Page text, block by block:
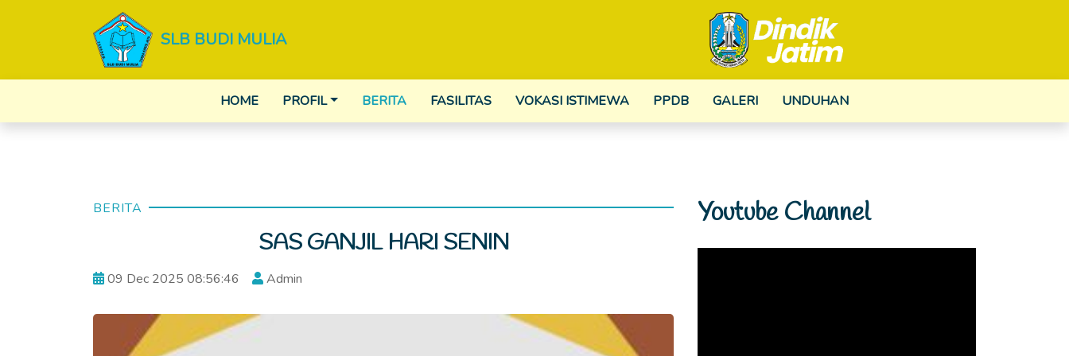
SLB BUDI MULIA
HOME PROFIL BERITA FASILITAS VOKASI ISTIMEWA PPDB GALERI UNDUHAN
BERITA
SAS GANJIL HARI SENIN
09 Dec 2025 08:56:46 Admin
Youtube Channel